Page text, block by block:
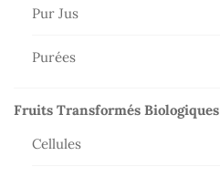
Pur Jus
Purées
Fruits Transformés Biologiques
Cellules